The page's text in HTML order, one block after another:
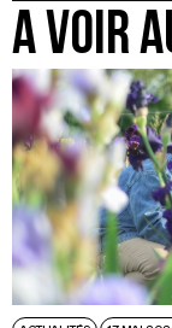
A VOIR